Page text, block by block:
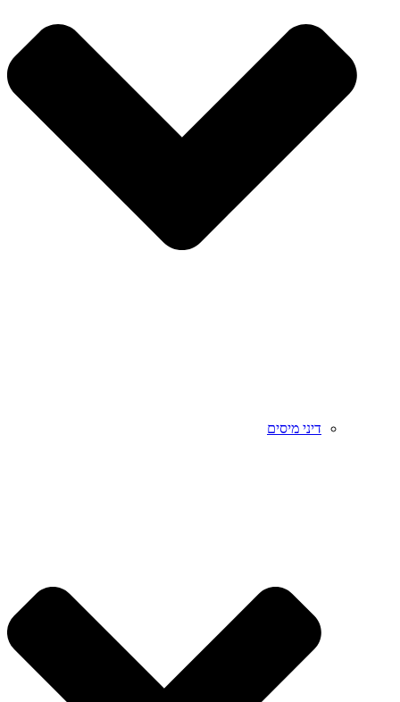
דיני מיסים